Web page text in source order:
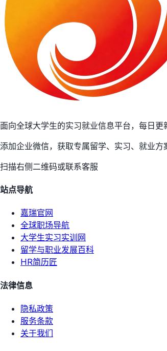
面向全球大学生的实习就业信息平台，每日更
添加企业微信，获取专属留学、实习、就业方
扫描右侧二维码或联系客服
站点导航
嘉瑞官网
全球职场导航
大学生实习实训网
留学与职业发展百科
HR简历匠
法律信息
隐私政策
服务条款
关于我们